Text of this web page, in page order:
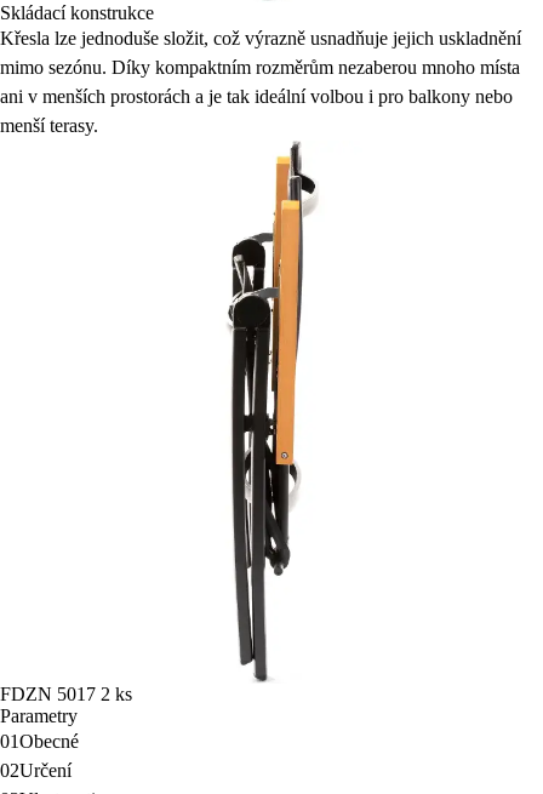
Skládací konstrukce
Křesla lze jednoduše složit, což výrazně usnadňuje jejich uskladnění
mimo sezónu. Díky kompaktním rozměrům nezaberou mnoho místa
ani v menších prostorách a je tak ideální volbou i pro balkony nebo
menší terasy.
FDZN 5017 2 ks
Parametry
01Obecné
02Určení